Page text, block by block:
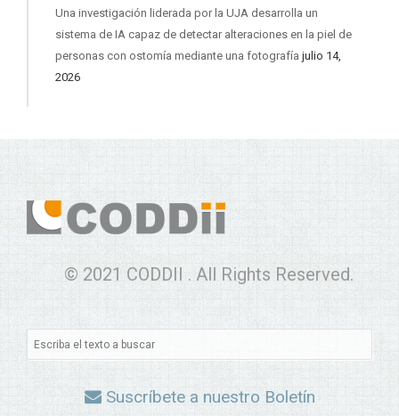
Una investigación liderada por la UJA desarrolla un
sistema de IA capaz de detectar alteraciones en la piel de
personas con ostomía mediante una fotografía julio 14,
2026
© 2021 CODDII . All Rights Reserved.
Suscríbete a nuestro Boletín